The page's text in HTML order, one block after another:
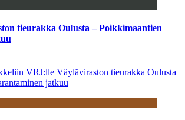
tieurakka Oulusta – Poikkimaantien
VRJ:lle Väyläviraston tieurakka Oulusta
jatkuu